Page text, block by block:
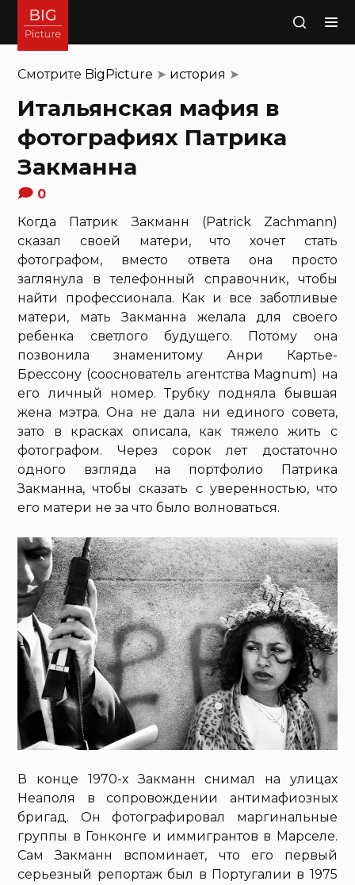
Поиск
Смотрите BigPicture ➤ история ➤
Итальянская мафия в
фотографиях Патрика
Закманна
0
Когда Патрик Закманн (Patrick Zachmann)
сказал своей матери, что хочет стать
фотографом, вместо ответа она просто
заглянула в телефонный справочник, чтобы
найти профессионала. Как и все заботливые
матери, мать Закманна желала для своего
ребенка светлого будущего. Потому она
позвонила знаменитому Анри Картье-
Брессону (сооснователь агентства Magnum) на
его личный номер. Трубку подняла бывшая
жена мэтра. Она не дала ни единого совета,
зато в красках описала, как тяжело жить с
фотографом. Через сорок лет достаточно
одного взгляда на портфолио Патрика
Закманна, чтобы сказать с уверенностью, что
его матери не за что было волноваться.
В конце 1970-х Закманн снимал на улицах
Неаполя в сопровождении антимафиозных
бригад. Он фотографировал маргинальные
группы в Гонконге и иммигрантов в Марселе.
Сам Закманн вспоминает, что его первый
серьезный репортаж был в Португалии в 1975